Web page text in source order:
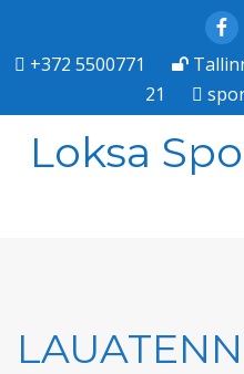
+372 5500771
21
Loksa